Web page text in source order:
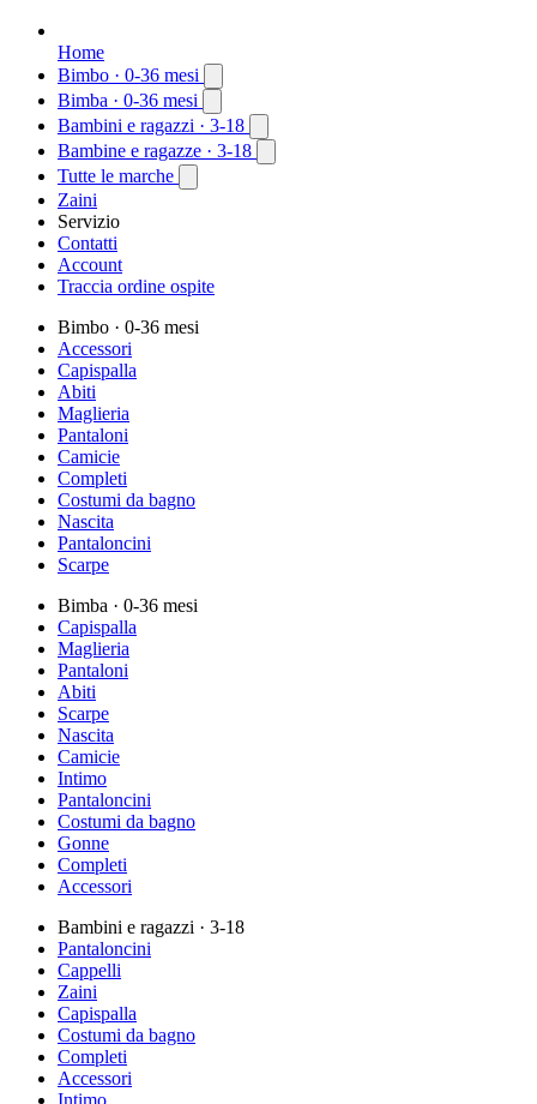
Home
Bimbo · 0-36 mesi
Bimba · 0-36 mesi
Bambini e ragazzi · 3-18
Bambine e ragazze · 3-18
Tutte le marche
Zaini
Servizio
Contatti
Account
Traccia ordine ospite
Bimbo · 0-36 mesi
Accessori
Capispalla
Abiti
Maglieria
Pantaloni
Camicie
Completi
Costumi da bagno
Nascita
Pantaloncini
Scarpe
Bimba · 0-36 mesi
Capispalla
Maglieria
Pantaloni
Abiti
Scarpe
Nascita
Camicie
Intimo
Pantaloncini
Costumi da bagno
Gonne
Completi
Accessori
Bambini e ragazzi · 3-18
Pantaloncini
Cappelli
Zaini
Capispalla
Costumi da bagno
Completi
Accessori
Intimo